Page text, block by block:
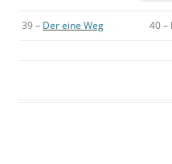
39 – Der eine Weg 40 –